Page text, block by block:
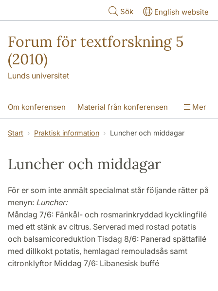
Sök English website
Forum för textforskning 5
(2010)
Lunds universitet
Om konferensen Material från konferensen
Att lägga in abstracts Workshop
Mer
Start Praktisk information Luncher och middagar
Luncher och middagar
För er som inte anmält specialmat står följande rätter på
menyn: Luncher:
Måndag 7/6: Fänkål- och rosmarinkryddad kycklingfilé
med ett stänk av citrus. Serverad med rostad potatis
och balsamicoreduktion Tisdag 8/6: Panerad spättafilé
med dillkokt potatis, hemlagad remouladsås samt
citronklyftor Middag 7/6: Libanesisk buffé